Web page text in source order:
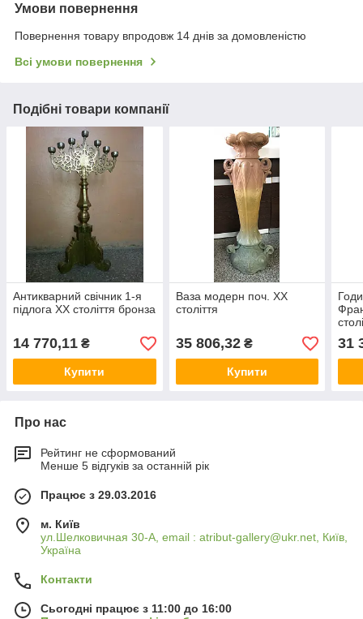
Умови повернення
Повернення товару впродовж 14 днів за домовленістю
Всі умови повернення
Подібні товари компанії
Антикварний свічник 1-я
підлога ХХ століття бронза
14 770,11 ₴
Купити
Ваза модерн поч. ХХ
століття
35 806,32₴
Купити
31
Про нас
Рейтинг не сформований
Менше 5 відгуків за останній рік
Працює з 29.03.2016
м. Київ
ул.Шелковичная 30-А, email : atribut-gallery@ukr.net, Київ,
Україна
Контакти
Сьогодні працює з 11:00 до 16:00